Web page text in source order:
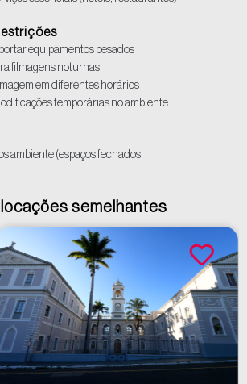
10 km)equipamentos pesados
filmagens noturnas
em diferentes horários
temporárias no ambiente
ambiente (espaços fechados
locações semelhantes